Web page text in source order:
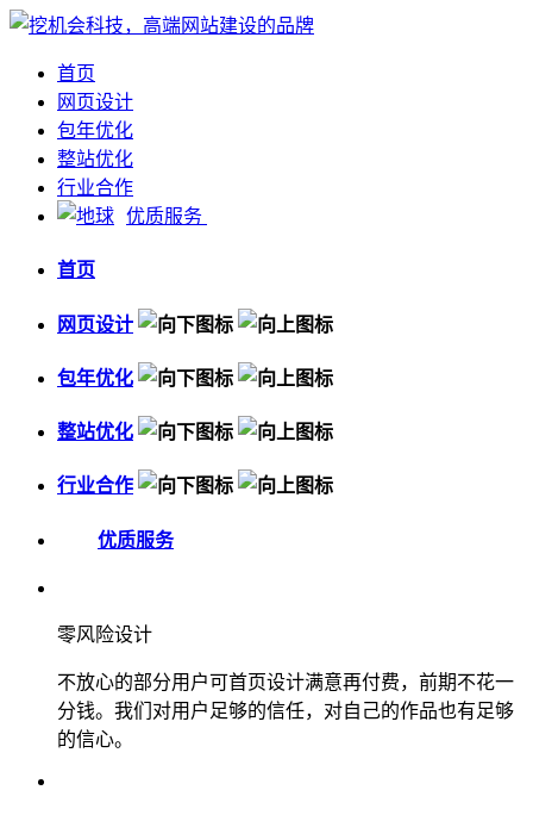
首页
网页设计
包年优化
整站优化
行业合作
优质服务
首页
网页设计
包年优化
整站优化
行业合作
优质服务
零风险设计
不放心的部分用户可首页设计满意再付费，前期不花一
分钱。我们对用户足够的信任，对自己的作品也有足够
的信心。